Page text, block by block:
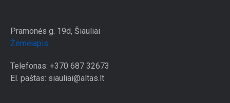
Pramonės g. 19d, Šiauliai
Žemėlapis
Telefonas: +370 687 32673
El. paštas: siauliai@altas.lt